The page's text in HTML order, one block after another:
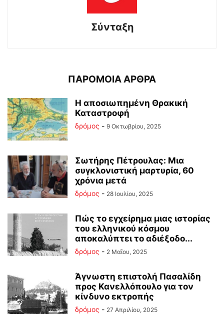
Σύνταξη
ΠΑΡΟΜΟΙΑ ΑΡΘΡΑ
Η αποσιωπημένη Θρακική
Καταστροφή
δρόμος - 9 Οκτωβρίου, 2025
Σωτήρης Πέτρουλας: Μια
συγκλονιστική μαρτυρία, 60
χρόνια μετά
δρόμος - 28 Ιουλίου, 2025
Πώς το εγχείρημα μιας ιστορίας
του ελληνικού κόσμου
αποκαλύπτει το αδιέξοδο...
δρόμος - 2 Μαΐου, 2025
Άγνωστη επιστολή Πασαλίδη
προς Κανελλόπουλο για τον
κίνδυνο εκτροπής
δρόμος - 27 Απριλίου, 2025